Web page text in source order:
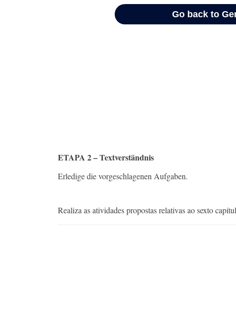
ETAPA 2 – Textverständnis
Erledige die vorgeschlagenen Aufgaben.
Realiza as atividades propostas relativas ao sexto